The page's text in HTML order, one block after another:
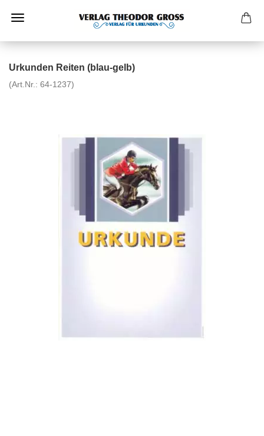
Urkunden Reiten (blau-gelb)
(Art.Nr.: 64-1237)